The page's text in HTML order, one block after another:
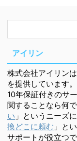
アイリン
株式会社アイリンは
を提供しています
10年保証付きのサ
関することなら何
い 」というニーズ
換どこに頼む 」と
サポートが役立つで